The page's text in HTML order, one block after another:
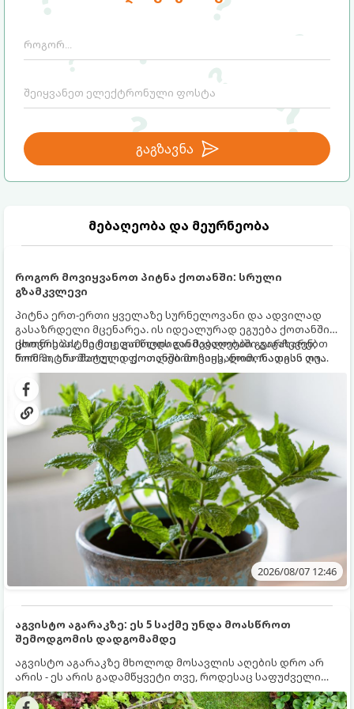
გაგზავნა
მებაღეობა და მეურნეობა
როგორ მოვიყვანოთ პიტნა ქოთანში: სრული
გზამკვლევი
პიტნა ერთ-ერთი ყველაზე სურნელოვანი და ადვილად
გასაზრდელი მცენარეა. ის იდეალურად ეგუება ქოთანში
ცხოვრებას, მეტიც, გამოცდილი მებაღეები გვირჩევენ,
რომ პიტნა მხოლოდ ქოთანში მოვიყვანოთ, რადგან ღია
გრუნტში (ბაღში) დარგვისას ის ფესვებით ძალიან
სწრაფად ვრცელდება და სხვა მცენარეებს ავიწროებს.
ქოთნის პიტნა მთელი წლის განმავლობაში გაგახარებთ
ნორჩი, არომატული ფოთლებით ჩაის, ლიმონათისა თუ
კერძებისთვის.
2026/08/07 12:46
აგვისტო აგარაკზე: ეს 5 საქმე უნდა მოასწროთ
შემოდგომის დადგომამდე
აგვისტო აგარაკზე მხოლოდ მოსავლის აღების დრო არ
არის - ეს არის გადამწყვეტი თვე, როდესაც საფუძველი
ეყრება მომავალი წლის მოსავალს და ბაღი მზადდება
შემოდგომა-ზამთრის სეზონისთვის. იმისათვის, რომ